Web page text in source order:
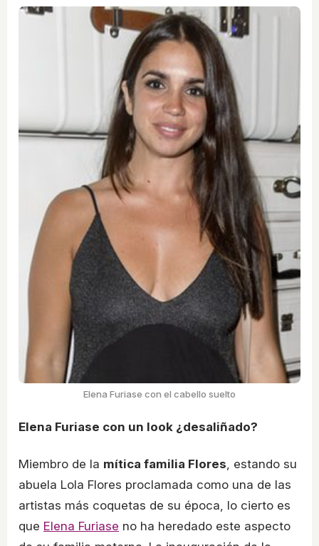
Elena Furiase con el cabello suelto
Elena Furiase con un look ¿desaliñado?
Miembro de la mítica familia Flores, estando su
abuela Lola Flores proclamada como una de las
artistas más coquetas de su época, lo cierto es
que Elena Furiase no ha heredado este aspecto